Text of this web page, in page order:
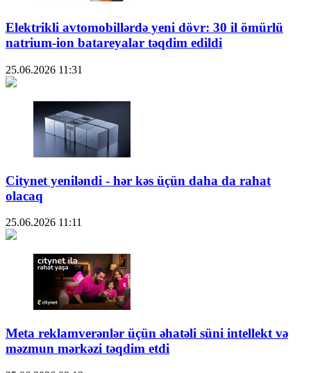
Elektrikli avtomobillərdə yeni dövr: 30 il ömürlü
natrium-ion batareyalar təqdim edildi
25.06.2026 11:31
Citynet yeniləndi - hər kəs üçün daha da rahat
olacaq
25.06.2026 11:11
Meta reklamverənlər üçün əhatəli süni intellekt və
məzmun mərkəzi təqdim etdi